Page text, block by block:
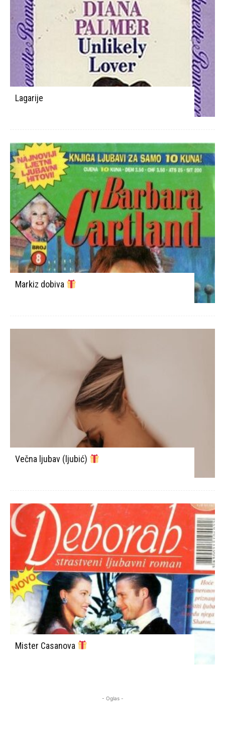
Lagarije
Markiz dobiva
Večna ljubav (ljubić)
Mister Casanova
- Oglas -